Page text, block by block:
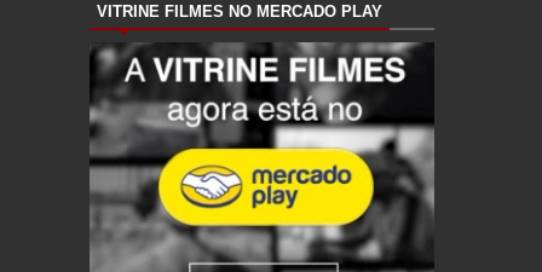
VITRINE FILMES NO MERCADO PLAY